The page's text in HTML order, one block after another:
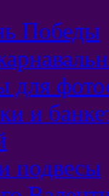
Победы
для
и
подвесы